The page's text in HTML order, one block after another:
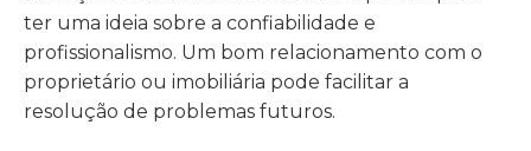
ter uma ideia sobre a confiabilidade e
profissionalismo. Um bom relacionamento com o
proprietário ou imobiliária pode facilitar a
resolução de problemas futuros.